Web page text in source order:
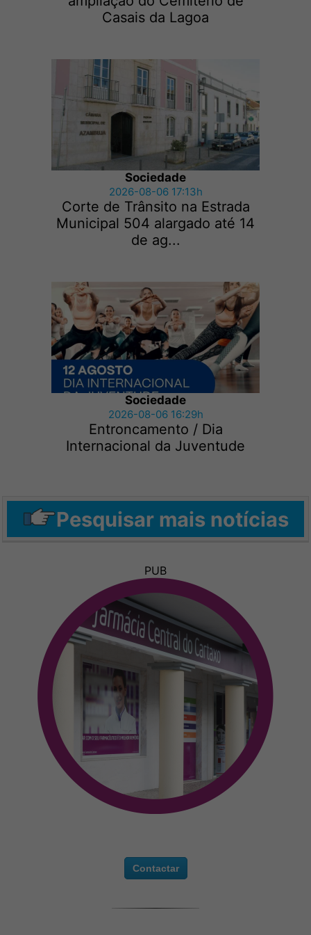
Casais da Lagoa
Sociedade
2026-08-06 17:13h
Corte de Trânsito na Estrada
Municipal 504 alargado até 14
de ag...
Sociedade
2026-08-06 16:29h
Entroncamento / Dia
Internacional da Juventude
Pesquisar mais notícias
PUB
Contactar